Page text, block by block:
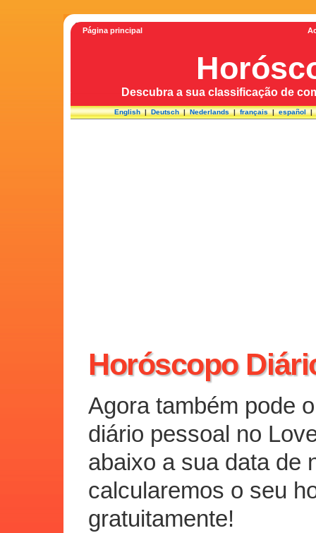
Página principal
Descubra a sua classificação de
English|Deutsch|Nederlands|français|español|
Horóscopo
Agora também pode
diário pessoal no
abaixo a sua data de
calcularemos o seu
gratuitamente!